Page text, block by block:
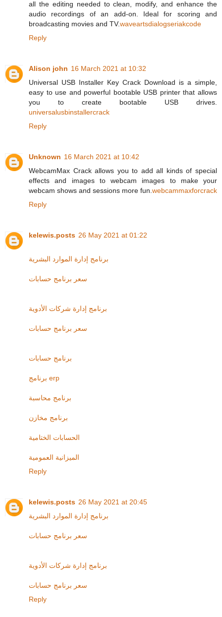
all the editing needed to clean, modify, and enhance the
audio recordings of an add-on. Ideal for scoring and
broadcasting movies and TV.waveartsdialogseriakcode
Reply
Alison john 16 March 2021 at 10:32
Universal USB Installer Key Crack Download is a simple,
easy to use and powerful bootable USB printer that allows
you to create bootable USB drives.
universalusbinstallercrack
Reply
Unknown 16 March 2021 at 10:42
WebcamMax Crack allows you to add all kinds of special
effects and images to webcam images to make your
webcam shows and sessions more fun. webcammaxforcrack
Reply
kelewis.posts 26 May 2021 at 01:22
برنامج إدارة الموارد البشرية
سعر برنامج حسابات
برنامج إدارة شركات الأدوية
سعر برنامج حسابات
برنامج حسابات
برنامج erp
برنامج محاسبة
برنامج مخازن
الحسابات الختامية
الميزانية العمومية
Reply
kelewis.posts 26 May 2021 at 20:45
برنامج إدارة الموارد البشرية
سعر برنامج حسابات
برنامج إدارة شركات الأدوية
سعر برنامج حسابات
Reply